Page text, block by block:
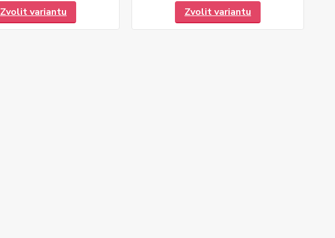
Zvolit variantu Zvolit variantu